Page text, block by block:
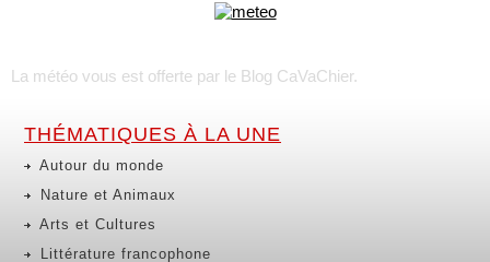
La météo vous est offerte par le Blog CaVaChier.
THÉMATIQUES À LA UNE
Autour du monde
Nature et Animaux
Arts et Cultures
Littérature francophone